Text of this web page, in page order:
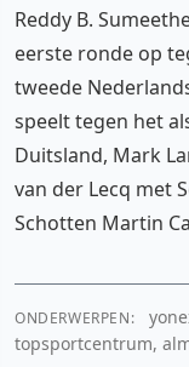
Reddy B.
eerste ronde op
tweede
speelt tegen het
Duitsland, Mark
van der Lecq met
Schotten Martin
ONDERWERPEN:
topsportcentrum,